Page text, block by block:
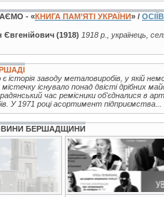
- «КНИГА ПАМ’ЯТІ УКРАЇНИ» /
Євгенійович (1918) 1918 р., українець,
історія заводу металовиробів, у якій
існувало понад двісті дрібних
час ремісники об'єдналися в
У 1971 році асортимент підприємства...
БЕРШАДЩИНИ